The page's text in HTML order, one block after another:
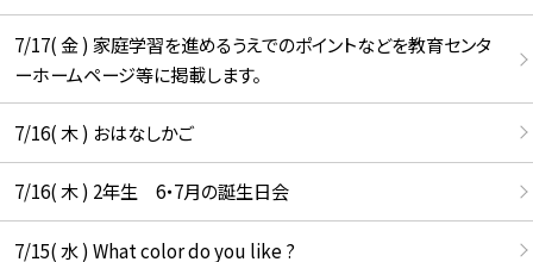
7/17( 金 ) 家庭学習を進めるうえでのポイントなどを教育センタ
ーホームページ等に掲載します。
7/16( 木 ) おはなしかご
7/16( 木 ) 2年生 6・7月の誕生日会
7/15( 水 ) What color do you like ?